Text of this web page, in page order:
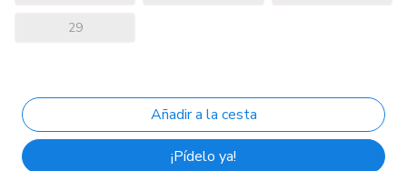
29
¡Pídelo ya!